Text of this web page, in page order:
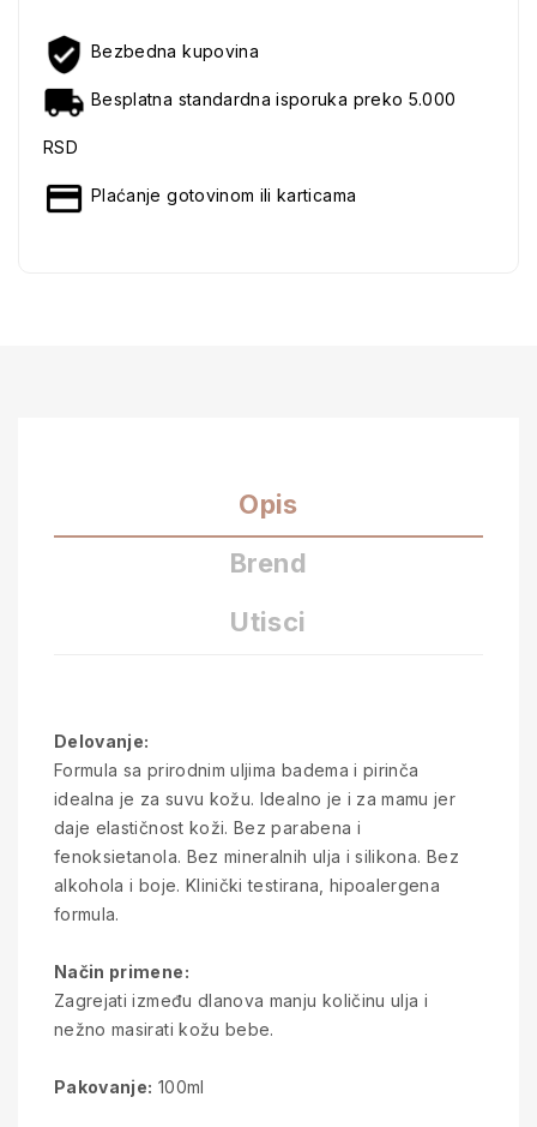
Bezbedna kupovina
Besplatna standardna isporuka preko 5.000
RSD
Plaćanje gotovinom ili karticama
Opis
Brend
Utisci
Delovanje:
Formula sa prirodnim uljima badema i pirinča
idealna je za suvu kožu. Idealno je i za mamu jer
daje elastičnost koži. Bez parabena i
fenoksietanola. Bez mineralnih ulja i silikona. Bez
alkohola i boje. Klinički testirana, hipoalergena
formula.
Način primene:
Zagrejati između dlanova manju količinu ulja i
nežno masirati kožu bebe.
Pakovanje: 100ml